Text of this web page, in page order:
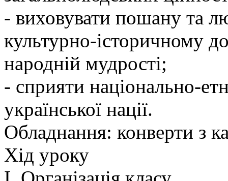
- виховувати пошану та
культурно-історичному
народній мудрості;
- сприяти національно-
української нації.
Обладнання: конверти з
Хід уроку